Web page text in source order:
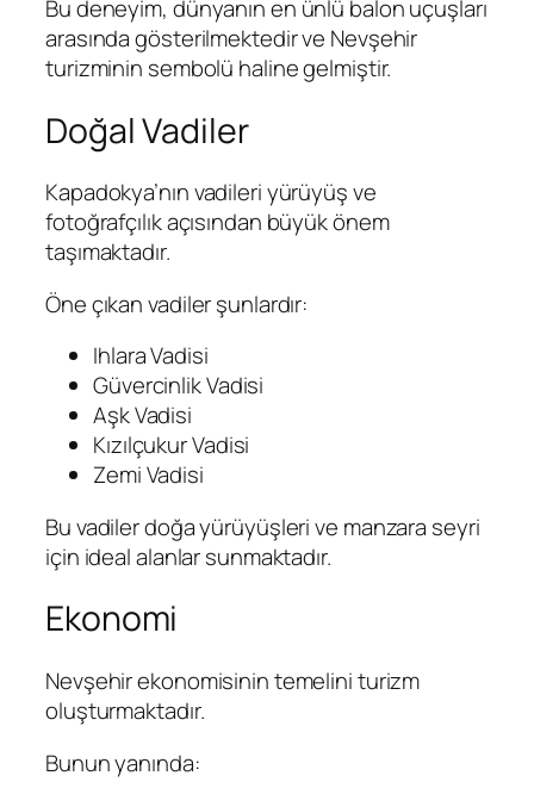
Bu deneyim, dünyanın en ünlü balon uçuşları
arasında gösterilmektedir ve Nevşehir
turizminin sembolü haline gelmiştir.
Doğal Vadiler
Kapadokya’nın vadileri yürüyüş ve
fotoğrafçılık açısından büyük önem
taşımaktadır.
Öne çıkan vadiler şunlardır:
Ihlara Vadisi
Güvercinlik Vadisi
Aşk Vadisi
Kızılçukur Vadisi
Zemi Vadisi
Bu vadiler doğa yürüyüşleri ve manzara seyri
için ideal alanlar sunmaktadır.
Ekonomi
Nevşehir ekonomisinin temelini turizm
oluşturmaktadır.
Bunun yanında: